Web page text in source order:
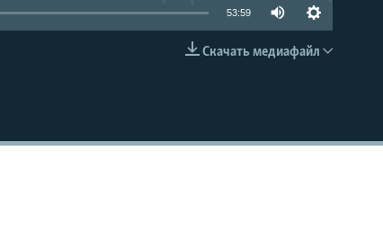
EMBED
53:59
Скачать медиафайл